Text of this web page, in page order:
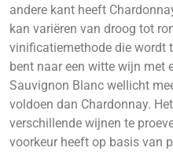
andere kant heeft
kan variëren van droog tot
vinificatiemethode die wordt
bent naar een witte wijn met
Sauvignon Blanc wellicht
voldoen dan Chardonnay.
verschillende wijnen te
voorkeur heeft op basis van